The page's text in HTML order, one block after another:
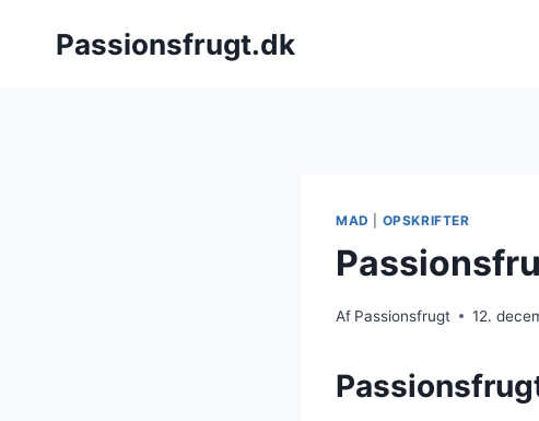
Passionsfrugt.dk
MAD OPSKRIFTER
Af Passionsfrugt 12.